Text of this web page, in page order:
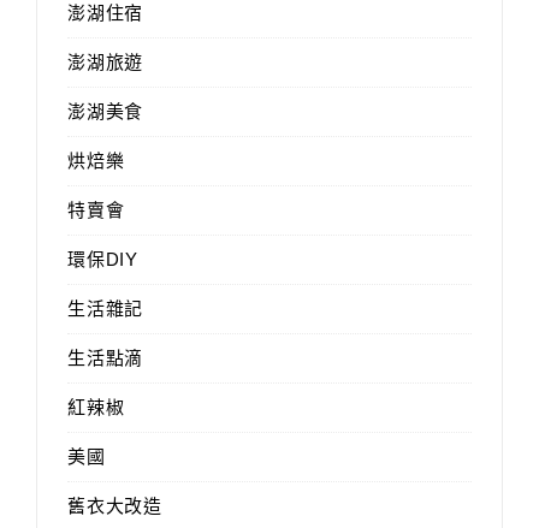
澎湖住宿
澎湖旅遊
澎湖美食
烘焙樂
特賣會
環保DIY
生活雜記
生活點滴
紅辣椒
美國
舊衣大改造